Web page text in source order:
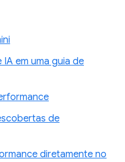
em uma guia de
de
diretamente no